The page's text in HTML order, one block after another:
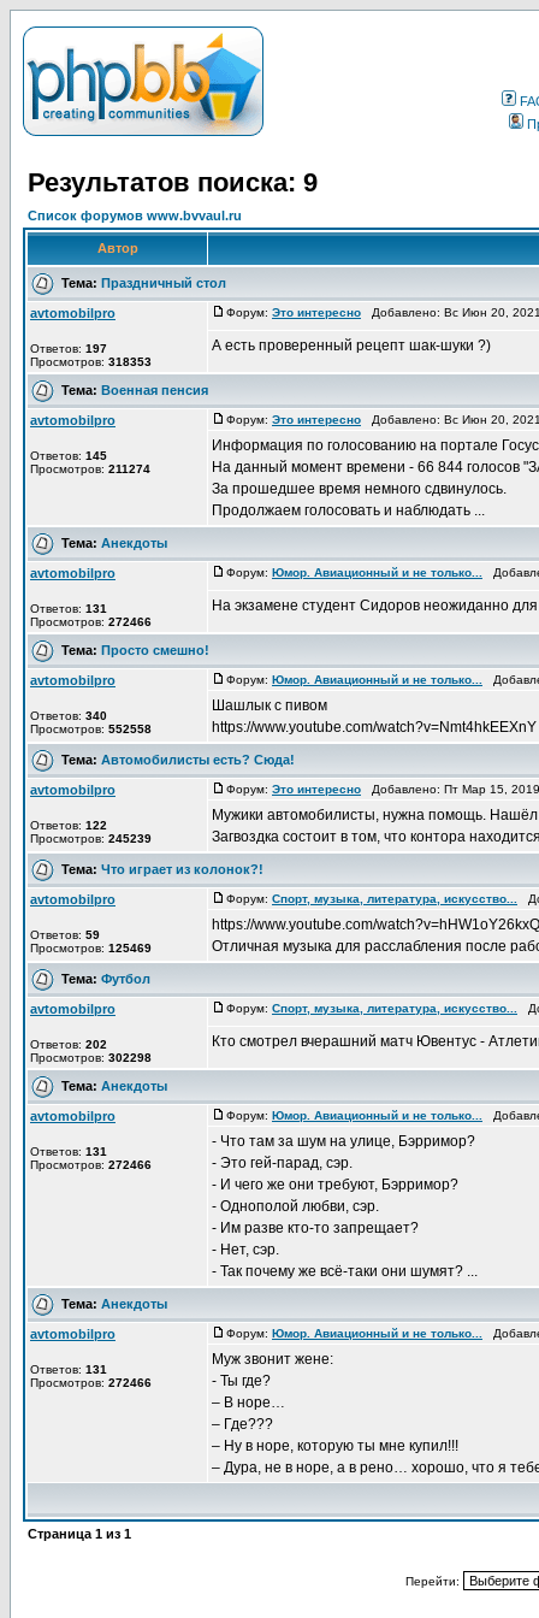
Результатов поиска: 9
Список форумов www.bvvaul.ru
Автор
Тема: Праздничный стол
avtomobilpro
Ответов: 197
Просмотров: 318353
Форум: Это интересно Добавлено: Вс Июн 20,
А есть проверенный рецепт шак-шуки ?)
Тема: Военная пенсия
avtomobilpro
Ответов: 145
Просмотров: 211274
Форум: Это интересно Добавлено: Вс Июн 20,
Информация по голосованию на портале
На данный момент времени - 66 844 голосов
За прошедшее время немного сдвинулось.
Продолжаем голосовать и наблюдать ...
Тема: Анекдоты
avtomobilpro
Ответов: 131
Просмотров: 272466
Форум: Юмор. Авиационный и не только...
На экзамене студент Сидоров неожиданно
Тема: Просто смешно!
avtomobilpro
Ответов: 340
Просмотров: 552558
Форум: Юмор. Авиационный и не только...
Шашлык с пивом
https://www.youtube.com/watch?v=Nmt4hkEEXnY
Тема: Автомобилисты есть? Сюда!
avtomobilpro
Ответов: 122
Просмотров: 245239
Форум: Это интересно Добавлено: Пт Мар 15,
Мужики автомобилисты, нужна помощь. Нашёл
Загвоздка состоит в том, что контора
Тема: Что играет из колонок?!
avtomobilpro
Ответов: 59
Просмотров: 125469
Форум: Спорт, музыка, литература, искусство...
https://www.youtube.com/watch?v=hHW1oY26kxQ
Отличная музыка для расслабления после
Тема: Футбол
avtomobilpro
Ответов: 202
Просмотров: 302298
Форум: Спорт, музыка, литература, искусство...
Кто смотрел вчерашний матч Ювентус -
Тема: Анекдоты
avtomobilpro
Ответов: 131
Просмотров: 272466
Форум: Юмор. Авиационный и не только...
- Что там за шум на улице, Бэрримор?
- Это гей-парад, сэр.
- И чего же они требуют, Бэрримор?
- Однополой любви, сэр.
- Им разве кто-то запрещает?
- Нет, сэр.
- Так почему же всё-таки они шумят? ...
Тема: Анекдоты
avtomobilpro
Ответов: 131
Просмотров: 272466
Форум: Юмор. Авиационный и не только...
Муж звонит жене:
- Ты где?
– В норе…
– Где???
– Ну в норе, которую ты мне купил!!!
– Дура, не в норе, а в рено… хорошо, что я
Страница 1 из 1
Перейти: